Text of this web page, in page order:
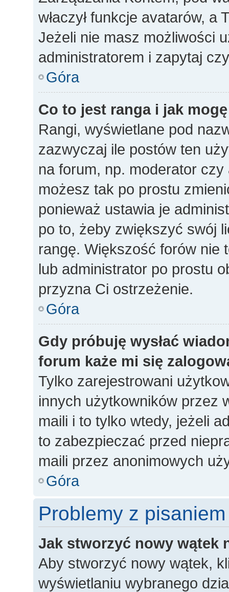
właczył funkcje avatarów,
Jeżeli nie masz możliwości
administratorem i zapytaj
Góra
Co to jest ranga i jak
Rangi, wyświetlane pod
zazwyczaj ile postów ten
na forum, np. moderator
możesz tak po prostu
ponieważ ustawia je
po to, żeby zwiększyć swój
rangę. Większość forów nie
lub administrator po prostu
przyzna Ci ostrzeżenie.
Góra
Gdy próbuję wysłać
forum każe mi się
Tylko zarejestrowani
innych użytkowników przez
maili i to tylko wtedy, jeżeli
to zabezpieczać przed
maili przez anonimowych
Góra
Problemy z pisaniem
Jak stworzyć nowy wątek
Aby stworzyć nowy wątek,
wyświetlaniu wybranego